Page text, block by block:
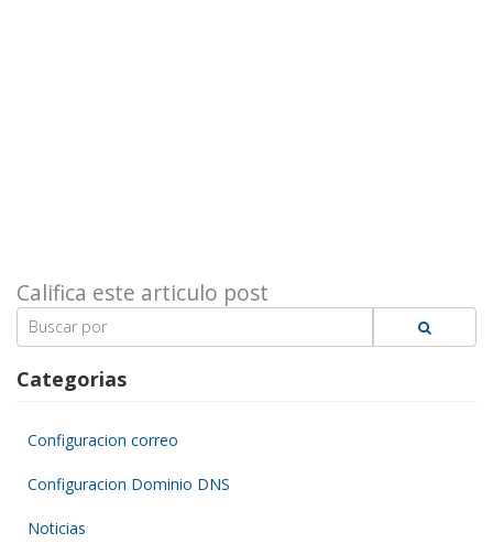
Califica este articulo post
Search
for:
Categorias
Configuracion correo
Configuracion Dominio DNS
Noticias